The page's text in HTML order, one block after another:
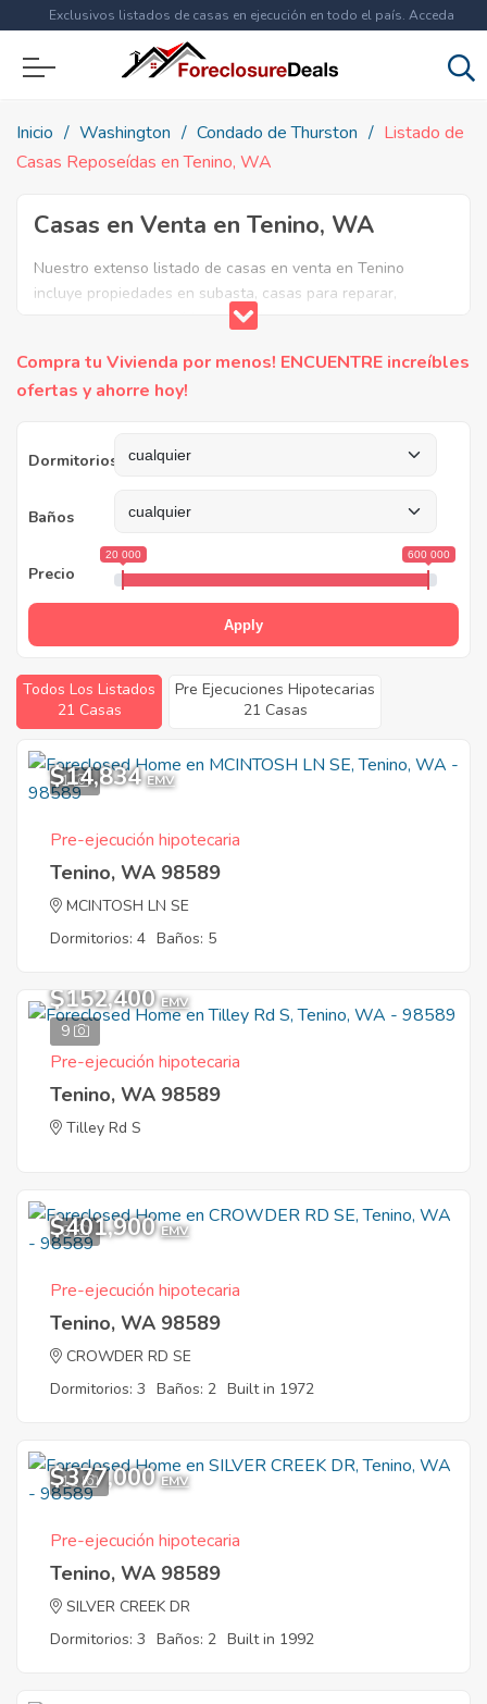
Exclusivos listados de casas en ejecución en todo el país. Acceda
ahora a
Inicio Washington Condado de Thurston
Listado de
Casas Reposeídas en Tenino, WA
Casas en Venta en Tenino, WA
Nuestro extenso listado de casas en venta en Tenino
incluye propiedades en subasta, casas para reparar,
apartamentos reposeidos por el banco, ejecuciones
que necesita y aproveche estas increibles ofertas en Bienes
Raíces en Tenino, Washington.
Compra tu Vivienda por menos! ENCUENTRE increíbles
ofertas y ahorre hoy!
Dormitorios
Baños
Precio
20 000 600 000
Apply
Todos Los Listados
21 Casas
Pre Ejecuciones Hipotecarias
21 Casas
1
$14,834 EMV
Pre-ejecución hipotecaria
Tenino, WA 98589
MCINTOSH LN SE
Dormitorios: 4 Baños: 5
9
$152,400 EMV
Pre-ejecución hipotecaria
Tenino, WA 98589
Tilley Rd S
6
$401,900 EMV
Pre-ejecución hipotecaria
Tenino, WA 98589
CROWDER RD SE
Dormitorios: 3 Baños: 2 Built in 1972
11
$377,000 EMV
Pre-ejecución hipotecaria
Tenino, WA 98589
SILVER CREEK DR
Dormitorios: 3 Baños: 2 Built in 1992